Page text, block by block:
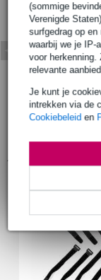
(sommige
Verenigde
surfgedrag op
waarbij we je IP-
voor herkenning.
relevante
Je kunt je
intrekken via de
Cookiebeleid en